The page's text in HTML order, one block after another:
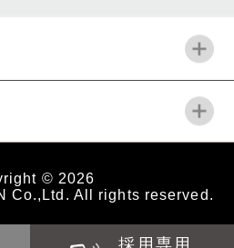
採用専用
© 2026
Co.,Ltd. All rights reserved.